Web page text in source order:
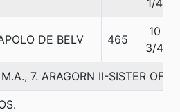
1/4
DE BELV 465
10
3/4
7. ARAGORN II-SISTER OF